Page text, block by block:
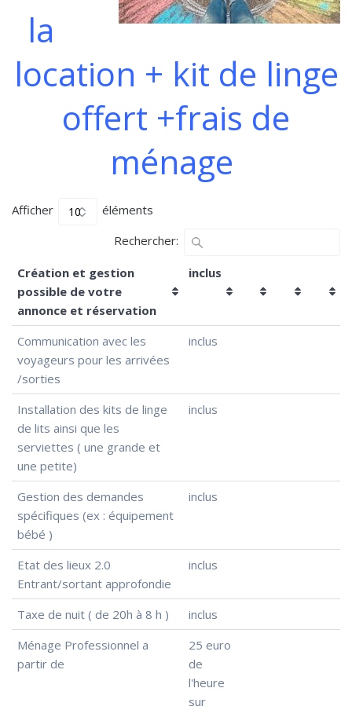
la
location + kit de linge
offert +frais de
ménage
Afficher
éléments
Rechercher:
Création et gestion
possible de votre
annonce et réservation
inclus
Communication avec les
voyageurs pour les arrivées
/sorties
inclus
Installation des kits de linge
de lits ainsi que les
serviettes ( une grande et
une petite)
inclus
Gestion des demandes
spécifiques (ex : équipement
bébé )
inclus
Etat des lieux 2.0
Entrant/sortant approfondie
inclus
Taxe de nuit ( de 20h à 8 h )
inclus
Ménage Professionnel a
partir de
25 euro
de
l'heure
sur